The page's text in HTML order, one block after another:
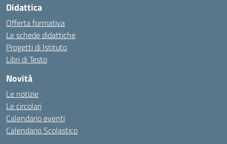
Didattica
Offerta formativa
Le schede didattiche
Progetti di Istituto
Libri di Testo
Novità
Le notizie
Le circolari
Calendario eventi
Calendario Scolastico